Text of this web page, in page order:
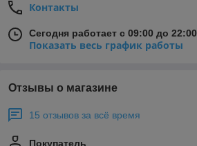
Контакты
Сегодня работает с 09:00 до 22:00
Показать весь график работы
Отзывы о магазине
15 отзывов за всё время
Покупатель